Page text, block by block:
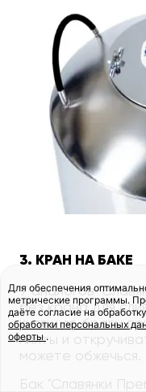
3. КРАН НА БАКЕ
У аналогов
без крана для
кипящую брагу,
плиты и
можете обжечься.
Бак "Славянки
Для обеспечения
метрические программы.
даёте согласие на
обработки персональных
оферты.